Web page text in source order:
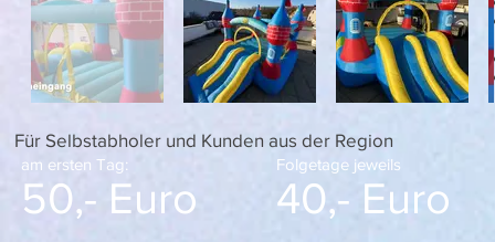
Für Selbstabholer und Kunden aus der Region
am ersten Tag:
50,- Euro
Folgetage jeweils
40,- Euro